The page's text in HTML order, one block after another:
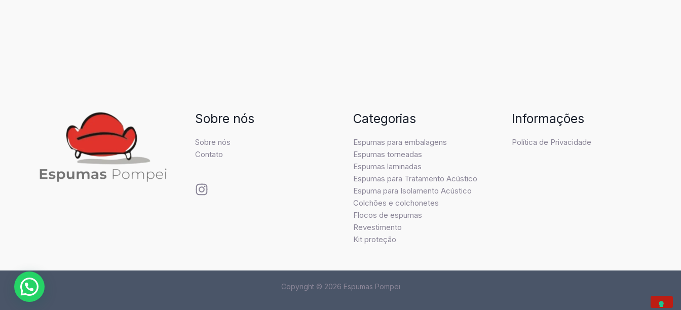
Sobre nós
Sobre nós
Contato
Categorias
Espumas para embalagens
Espumas torneadas
Espumas laminadas
Espumas para Tratamento Acústico
Espuma para Isolamento Acústico
Colchões e colchonetes
Flocos de espumas
Revestimento
Kit proteção
Informações
Política de Privacidade
Copyright © 2026 Espumas Pompei